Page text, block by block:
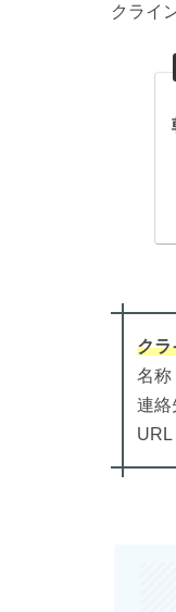
クライ
クラ
名称
連絡
URL